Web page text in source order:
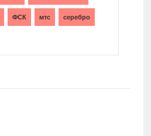
ФСК мтс серебро